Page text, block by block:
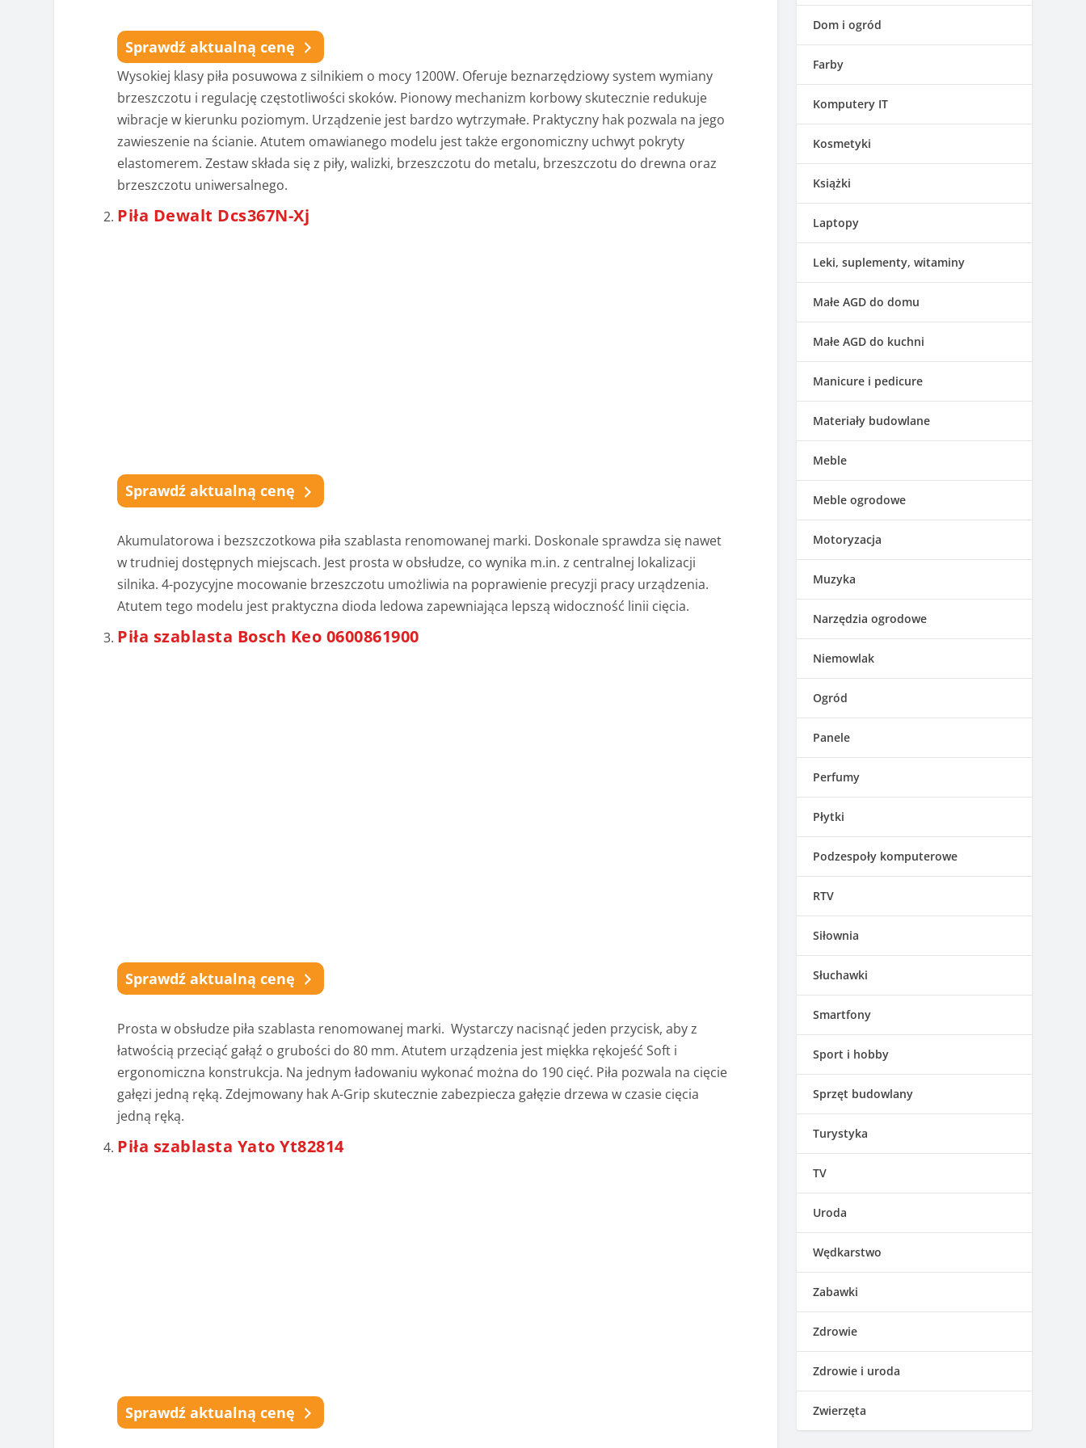
Sprawdź aktualną cenę
Wysokiej klasy piła posuwowa z silnikiem o mocy 1200W. Oferuje beznarzędziowy system wymiany
brzeszczotu i regulację częstotliwości skoków. Pionowy mechanizm korbowy skutecznie redukuje
wibracje w kierunku poziomym. Urządzenie jest bardzo wytrzymałe. Praktyczny hak pozwala na jego
zawieszenie na ścianie. Atutem omawianego modelu jest także ergonomiczny uchwyt pokryty
elastomerem. Zestaw składa się z piły, walizki, brzeszczotu do metalu, brzeszczotu do drewna oraz
brzeszczotu uniwersalnego.
Piła Dewalt Dcs367N-Xj
Sprawdź aktualną cenę
Akumulatorowa i bezszczotkowa piła szablasta renomowanej marki. Doskonale sprawdza się nawet
w trudniej dostępnych miejscach. Jest prosta w obsłudze, co wynika m.in. z centralnej lokalizacji
silnika. 4-pozycyjne mocowanie brzeszczotu umożliwia na poprawienie precyzji pracy urządzenia.
Atutem tego modelu jest praktyczna dioda ledowa zapewniająca lepszą widoczność linii cięcia.
Piła szablasta Bosch Keo 0600861900
Sprawdź aktualną cenę
Prosta w obsłudze piła szablasta renomowanej marki. Wystarczy nacisnąć jeden przycisk, aby z
łatwością przeciąć gałąź o grubości do 80 mm. Atutem urządzenia jest miękka rękojeść Soft i
ergonomiczna konstrukcja. Na jednym ładowaniu wykonać można do 190 cięć. Piła pozwala na cięcie
gałęzi jedną ręką. Zdejmowany hak A-Grip skutecznie zabezpiecza gałęzie drzewa w czasie cięcia
jedną ręką.
Piła szablasta Yato Yt82814
Sprawdź aktualną cenę
Dom i ogród
Farby
Komputery IT
Kosmetyki
Książki
Laptopy
Leki, suplementy, witaminy
Małe AGD do domu
Małe AGD do kuchni
Manicure i pedicure
Materiały budowlane
Meble
Meble ogrodowe
Motoryzacja
Muzyka
Narzędzia ogrodowe
Niemowlak
Ogród
Panele
Perfumy
Płytki
Podzespoły komputerowe
RTV
Siłownia
Słuchawki
Smartfony
Sport i hobby
Sprzęt budowlany
Turystyka
TV
Uroda
Wędkarstwo
Zabawki
Zdrowie
Zdrowie i uroda
Zwierzęta